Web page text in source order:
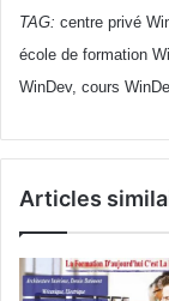
TAG: centre privé
école de formation
WinDev, cours
Articles